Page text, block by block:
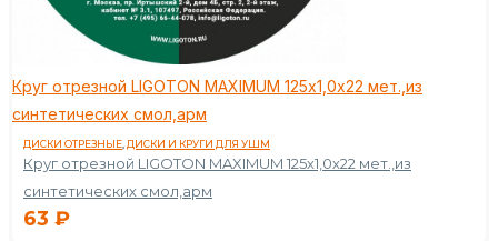
Круг отрезной LIGOTON MAXIMUM 125х1,0х22 мет.,из
синтетических смол,арм
ДИСКИ ОТРЕЗНЫЕ ДИСКИ И КРУГИ ДЛЯ УШМ
Круг отрезной LIGOTON MAXIMUM 125х1,0х22 мет.,из
синтетических смол,арм
63 ₽